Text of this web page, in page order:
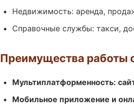
Недвижимость: аренда,
Справочные службы: такси,
Преимущества работы
Мультиплатформенность:
Мобильное приложение и